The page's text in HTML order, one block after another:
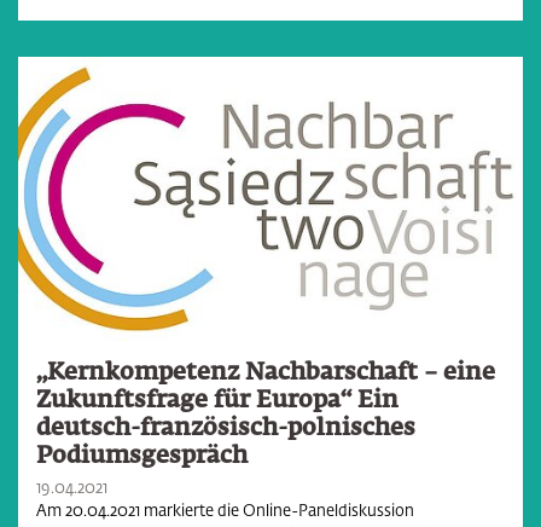
„Kernkompetenz Nachbarschaft – eine
Zukunftsfrage für Europa“ Ein
deutsch-französisch-polnisches
Podiumsgespräch
19.04.2021
Am 20.04.2021 markierte die Online-Paneldiskussion